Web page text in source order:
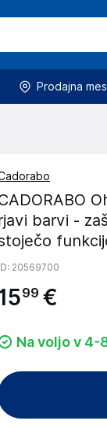
Prodajna
barvi -
: 20569700
99 €
Na voljo v 4-